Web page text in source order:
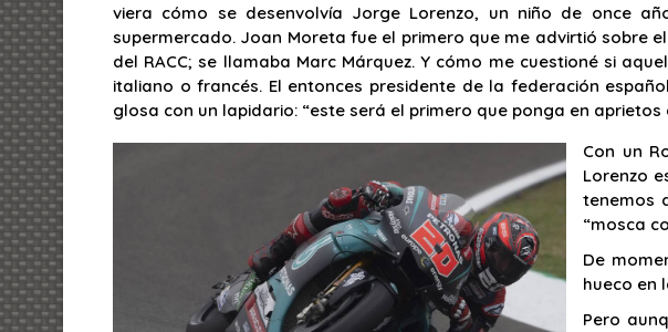
viera cómo se desenvolvía Jorge Lorenzo, un niño de once
supermercado. Joan Moreta fue el primero que me advirtió sobre
del RACC; se llamaba Marc Márquez. Y cómo me cuestioné si
italiano o francés. El entonces presidente de la federación
glosa con un lapidario: “este será el primero que ponga en
Con un
Lorenzo
tenemos
“mosca
De
hueco en
Pero